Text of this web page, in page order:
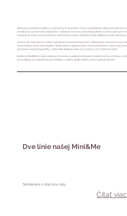
Materstvo prináša množstvo výnimočných okamihov, ktoré si zaslúžia byť oslávené. Keď sme
chceli sme vytvoriť niečo špeciálne - kolekciu, ktorá by zachytila podstatu týchto vzácnych
materstva, od prvých momentov tehotenstva až po radostné chvíle zdieľané s vašou dcérkou.
Veríme, že materstvo by nikdy nemalo znamenať kompromis v oblasti štýlu. Preto sme
funkčnosťou, ktorú potrebujete. Tehotenské a dojčiace šaty, ktoré podčiarknu vašu krásu
prinášame matching outfity - dokonale zladené kúsky pre mamy a ich malé princezné.
Kolekcia Mini&Me je našou oslavou materstva a jedinečného puta medzi mamou a dcérou.
prvé objatie, prvé spoločné prechádzky a všetky ďalšie míľniky, ktoré spolu prežívate.
Dve línie našej Mini&Me
Tehotenské a dojčiace šaty
Čítať viac